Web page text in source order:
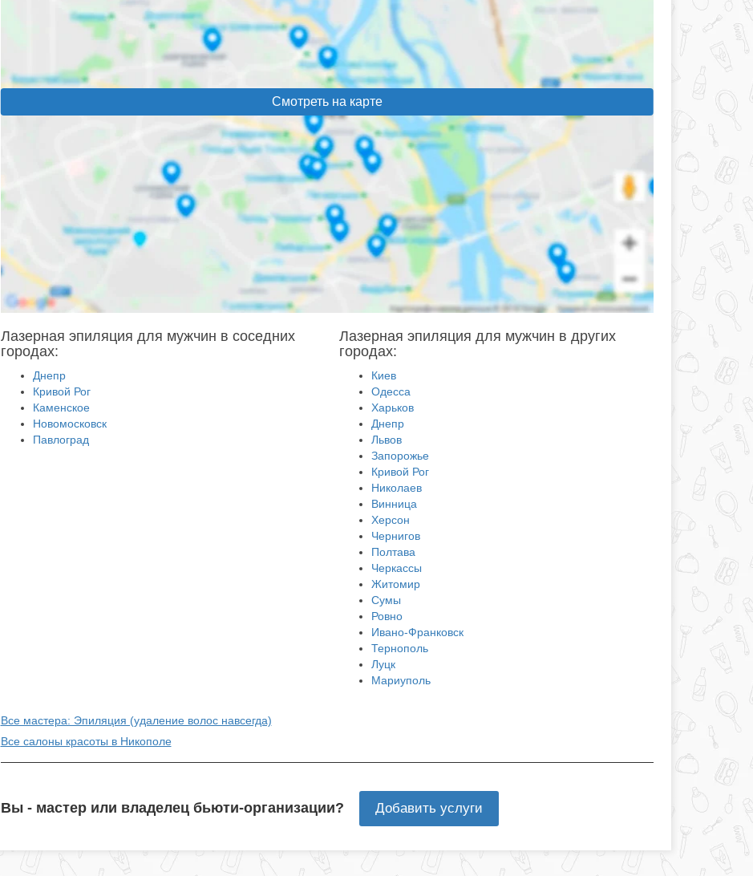
Смотреть на карте
Лазерная эпиляция для мужчин в соседних
городах:
Днепр
Кривой Рог
Каменское
Новомосковск
Павлоград
Лазерная эпиляция для мужчин в других
городах:
Киев
Одесса
Харьков
Днепр
Львов
Запорожье
Кривой Рог
Николаев
Винница
Херсон
Чернигов
Полтава
Черкассы
Житомир
Сумы
Ровно
Ивано-Франковск
Тернополь
Луцк
Мариуполь
Все мастера: Эпиляция (удаление волос навсегда)
Все салоны красоты в Никополе
Вы - мастер или владелец бьюти-организации? Добавить услуги